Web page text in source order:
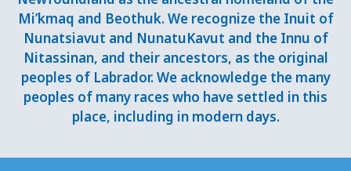
Mi’kmaq and Beothuk. We recognize the Inuit of
Nunatsiavut and NunatuKavut and the Innu of
Nitassinan, and their ancestors, as the original
peoples of Labrador. We acknowledge the many
peoples of many races who have settled in this
place, including in modern days.